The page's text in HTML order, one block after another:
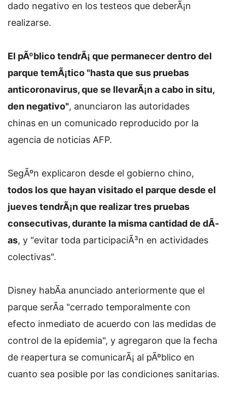
dado negativo en los testeos que deberÃ¡n
realizarse.
El pÃºblico tendrÃ¡ que permanecer dentro del
parque temÃ¡tico "hasta que sus pruebas
anticoronavirus, que se llevarÃ¡n a cabo in situ,
den negativo", anunciaron las autoridades
chinas en un comunicado reproducido por la
agencia de noticias AFP.
SegÃºn explicaron desde el gobierno chino,
todos los que hayan visitado el parque desde el
jueves tendrÃ¡n que realizar tres pruebas
consecutivas, durante la misma cantidad de dÃ­
as, y "evitar toda participaciÃ³n en actividades
colectivas".
Disney habÃ­a anunciado anteriormente que el
parque serÃ­a "cerrado temporalmente con
efecto inmediato de acuerdo con las medidas de
control de la epidemia", y agregaron que la fecha
de reapertura se comunicarÃ¡ al pÃºblico en
cuanto sea posible por las condiciones sanitarias.